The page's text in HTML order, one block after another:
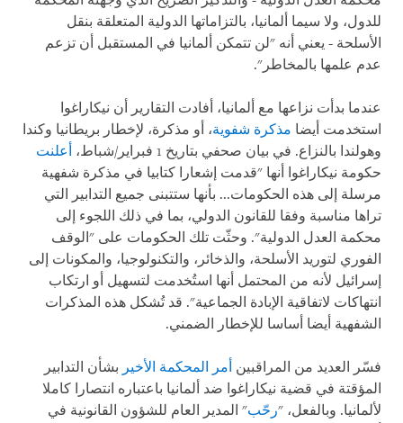
للدول، ولا سيما ألمانيا، بالتزاماتها الدولية المتعلقة بنقل
الأسلحة - يعني أنه "لن تتمكن ألمانيا في المستقبل أن تزعم
عدم علمها بالمخاطر".
عندما بدأت نزاعها مع ألمانيا، أفادت التقارير أن نيكاراغوا
استخدمت أيضا مذكرة شفوية، أو مذكرة، لإخطار بريطانيا وكندا
وهولندا بالنزاع. في بيان صحفي بتاريخ 1 فبراير/شباط،
أعلنت
حكومة نيكاراغوا أنها "قدمت إشعارا كتابيا في مذكرة شفهية
مرسلة إلى هذه الحكومات... بأنها ستتبنى جميع التدابير التي
تراها مناسبة وفقا للقانون الدولي، بما في ذلك اللجوء إلى
محكمة العدل الدولية". وحثّت تلك الحكومات على "الوقف
الفوري لتوريد الأسلحة، والذخائر، والتكنولوجيا، والمكونات إلى
إسرائيل لأنه من المحتمل أنها استُخدمت لتسهيل أو ارتكاب
انتهاكات لاتفاقية الإبادة الجماعية". قد تُشكل هذه المذكرات
الشفهية أيضا أساسا للإخطار الضمني.
فسّر العديد من المراقبين أمر المحكمة الأخير بشأن التدابير
المؤقتة في قضية نيكاراغوا ضد ألمانيا باعتباره انتصارا كاملا
لألمانيا. وبالفعل، "رحّب" المدير العام للشؤون القانونية في